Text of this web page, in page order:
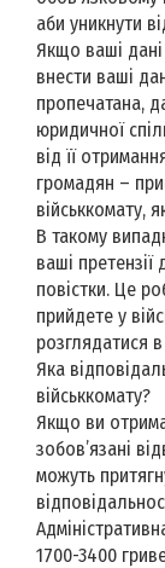
аби уникнути
Якщо ваші
внести ваші
пропечатана,
юридичної
від її
громадян –
військкомату,
В такому
ваші
повістки. Це
прийдете у
розглядатися в
Яка
військкомату?
Якщо ви
зобов’язані
можуть
1700-3400